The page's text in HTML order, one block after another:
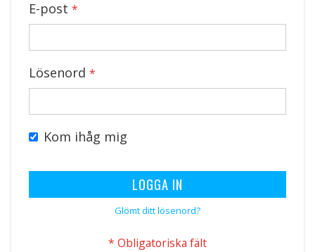
E-post
Lösenord
Kom ihåg mig
LOGGA IN
Glömt ditt lösenord?